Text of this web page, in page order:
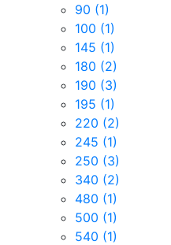
90 (1)
100 (1)
145 (1)
180 (2)
190 (3)
195 (1)
220 (2)
245 (1)
250 (3)
340 (2)
480 (1)
500 (1)
540 (1)